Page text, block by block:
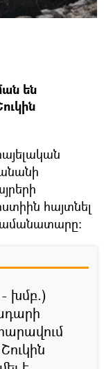
են
հայտնել
խմբ.)